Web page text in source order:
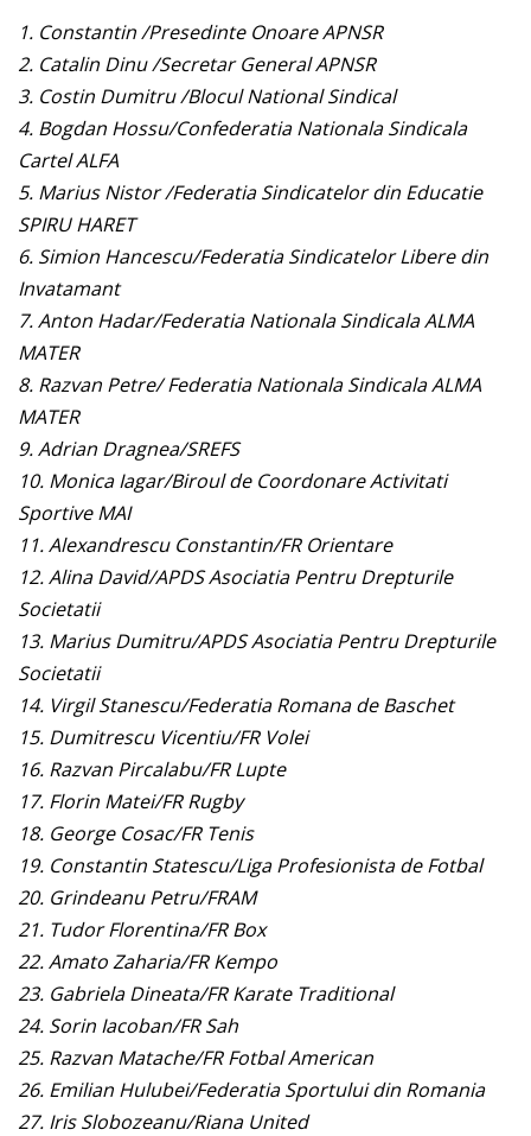
1. Constantin /Presedinte Onoare APNSR
2. Catalin Dinu /Secretar General APNSR
3. Costin Dumitru /Blocul National Sindical
4. Bogdan Hossu/Confederatia Nationala Sindicala
Cartel ALFA
5. Marius Nistor /Federatia Sindicatelor din Educatie
SPIRU HARET
6. Simion Hancescu/Federatia Sindicatelor Libere din
Invatamant
7. Anton Hadar/Federatia Nationala Sindicala ALMA
MATER
8. Razvan Petre/ Federatia Nationala Sindicala ALMA
MATER
9. Adrian Dragnea/SREFS
10. Monica Iagar/Biroul de Coordonare Activitati
Sportive MAI
11. Alexandrescu Constantin/FR Orientare
12. Alina David/APDS Asociatia Pentru Drepturile
Societatii
13. Marius Dumitru/APDS Asociatia Pentru Drepturile
Societatii
14. Virgil Stanescu/Federatia Romana de Baschet
15. Dumitrescu Vicentiu/FR Volei
16. Razvan Pircalabu/FR Lupte
17. Florin Matei/FR Rugby
18. George Cosac/FR Tenis
19. Constantin Statescu/Liga Profesionista de Fotbal
20. Grindeanu Petru/FRAM
21. Tudor Florentina/FR Box
22. Amato Zaharia/FR Kempo
23. Gabriela Dineata/FR Karate Traditional
24. Sorin Iacoban/FR Sah
25. Razvan Matache/FR Fotbal American
26. Emilian Hulubei/Federatia Sportului din Romania
27. Iris Slobozeanu/Riana United